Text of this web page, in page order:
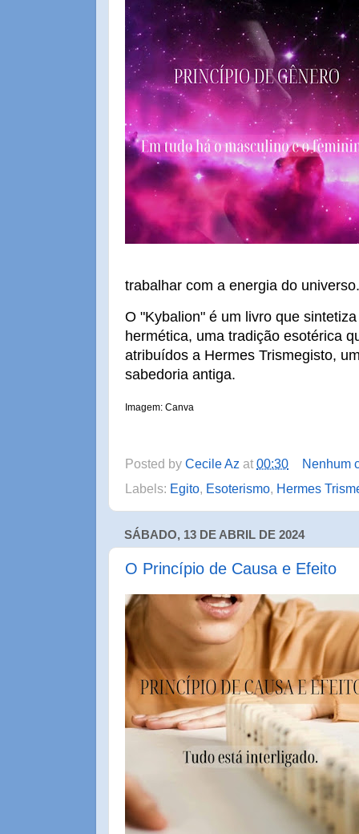
trabalhar com a energia do universo.
O "Kybalion" é um livro que
hermética, uma tradição esotérica
atribuídos a Hermes Trismegisto,
sabedoria antiga.
Imagem: Canva
Posted by Cecile Az at 00:30
Nenhum
Labels: Egito, Esoterismo, Hermes
SÁBADO, 13 DE ABRIL DE 2024
O Princípio de Causa e Efeito